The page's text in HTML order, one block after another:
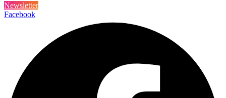
Newsletter
Facebook